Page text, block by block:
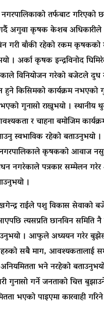
तर्फबाट गरिएको
गर्दै अगुवा कृषक केशब अधिकारीले
गरी बाँकी रहेको रकम कृषकको
। अर्का कृषक इन्द्रविनोद
विनियोजन गरेको बजेटले दुध
हुने किसिमको कार्यक्रम नभएको
गुनासो राख्नुभयो । स्थानीय
र चाहना बमोजिम
स्वभाविक रहेको बताउनुभयो ।
नगरपालिकाले कृषकको आवाज
नगरेकाले पत्रकार सम्मेलन
।
राईले पशु विकास सेवाको
त्यसप्रति छानविन समिति
। आफुले अध्ययन गरेर
सबै माग, आवश्यकतालाई
भने नरहेको
गुनासो गर्ने जनताको चित्त
भएको पाइएमा कारवाही